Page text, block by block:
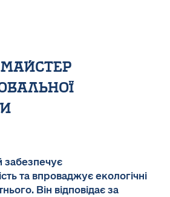
забезпечує
та впроваджує екологічні
Він відповідає за